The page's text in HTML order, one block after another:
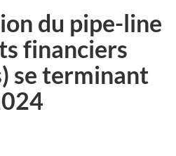
du pipe-line
financiers
se terminant